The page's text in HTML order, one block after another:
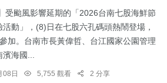
受颱風影響延期的「2026台南七股海鮮節
動」，(8)日在七股六孔碼頭熱鬧登場，
加。台南市長黃偉哲、台江國家公園管理
海國...
08日 5,755 觀看 2 分享